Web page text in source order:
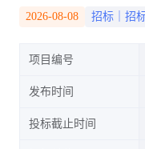
2026-08-08 招标｜招
项目编号
发布时间
投标截止时间